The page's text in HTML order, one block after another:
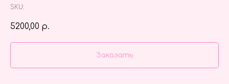
SKU:
5200,00 р.
Заказать